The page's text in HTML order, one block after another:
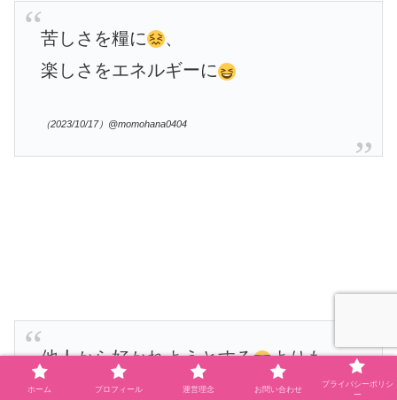
苦しさを糧に
、
楽しさをエネルギーに
（2023/10/17）@momohana0404
他人から好かれようとする
よりも、
自分から好かれる
よう、
ホーム プロフィール 運営理念 お問い合わせ
プライバシーポリシ
ー